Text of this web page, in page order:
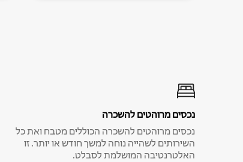
נכסים מרוהטים להשכרה
נכסים מרוהטים להשכרה הכוללים מטבח ואת כל
השירותים לשהייה נוחה למשך חודש או יותר. זו
האלטרנטיבה המושלמת לסבלט.